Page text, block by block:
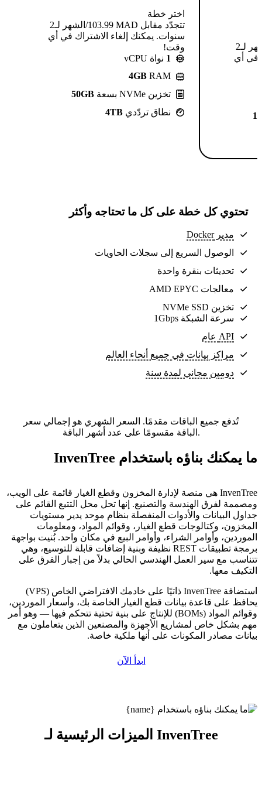
اختر خطة
تتجدّد مقابل MAD ⁦103.99⁩/الشهر لـ2
سنوات. يمكنك إلغاء الاشتراك في أي
وقت!
1 نواة vCPU
4GB RAM
تخزين NVMe بسعة
50GB
نطاق تردّدي 4TB
تتجدّد مقابل MAD ⁦124.99⁩/الشهر لـ2
في أي
تحتوي كل خطة على كل ما تحتاجه وأكثر
مدير Docker
الوصول السريع إلى سجلات الحاويات
تحديثات بنقرة واحدة
معالجات AMD EPYC
تخزين NVMe SSD
سرعة الشبكة 1Gbps
API عام
مراكز بيانات في جميع أنحاء العالم
دومين مجاني لمدة سنة
تُدفع جميع الباقات مقدمًا. السعر الشهري هو إجمالي سعر
الباقة مقسومًا على عدد أشهر الباقة.
ما يمكنك بناؤه باستخدام InvenTree
InvenTree هي منصة لإدارة المخزون وقطع الغيار قائمة على الويب،
ومصممة لفرق الهندسة والتصنيع. إنها تحل محل التتبع القائم على
جداول البيانات والأدوات المنفصلة بنظام موحد يدير مستويات
المخزون، وكتالوجات قطع الغيار، وقوائم المواد، ومعلومات
الموردين، وأوامر الشراء، وأوامر البيع في مكان واحد. بُنيت بواجهة
برمجة تطبيقات REST نظيفة وبنية إضافات قابلة للتوسيع، وهي
تتناسب مع سير العمل الهندسي الحالي بدلاً من إجبار الفرق على
التكيف معها.
استضافة InvenTree ذاتيًا على خادمك الافتراضي الخاص (VPS)
يحافظ على قاعدة بيانات قطع الغيار الخاصة بك، وأسعار الموردين،
وقوائم المواد (BOMs) للإنتاج على بنية تحتية تتحكم فيها — وهو أمر
مهم بشكل خاص لمشاريع الأجهزة والمصنعين الذين يتعاملون مع
بيانات مصادر المكونات على أنها ملكية خاصة.
ابدأ الآن
الميزات الرئيسية لـ InvenTree